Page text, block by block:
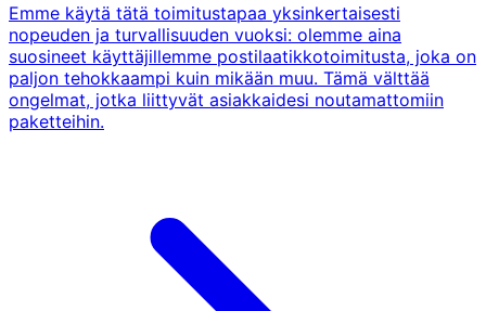
Emme käytä tätä toimitustapaa yksinkertaisesti
nopeuden ja turvallisuuden vuoksi: olemme aina
suosineet käyttäjillemme postilaatikkotoimitusta, joka on
paljon tehokkaampi kuin mikään muu. Tämä välttää
ongelmat, jotka liittyvät asiakkaidesi noutamattomiin
paketteihin.